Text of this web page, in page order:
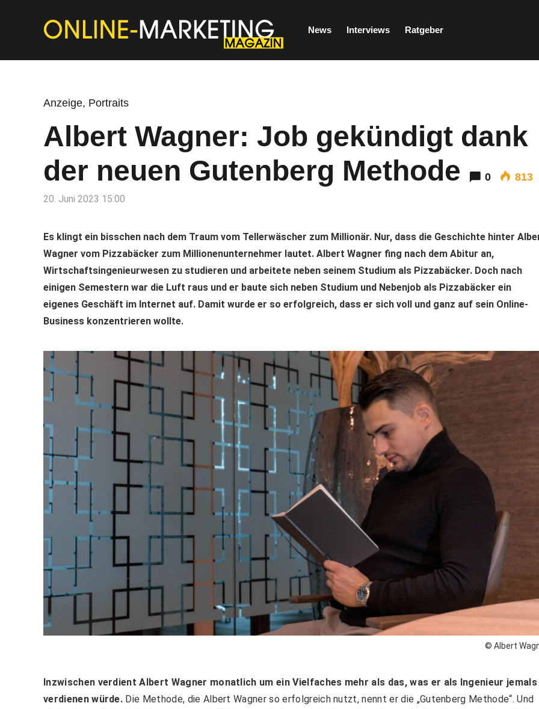
News Interviews Ratgeber
Anzeige, Portraits
Albert Wagner: Job gekündigt dank
der neuen Gutenberg Methode
0 813
20. Juni 2023 15:00
Es klingt ein bisschen nach dem Traum vom Tellerwäscher zum Millionär. Nur, dass die Geschichte hinter
Wagner vom Pizzabäcker zum Millionenunternehmer lautet. Albert Wagner fing nach dem Abitur an,
Wirtschaftsingenieurwesen zu studieren und arbeitete neben seinem Studium als Pizzabäcker. Doch nach
einigen Semestern war die Luft raus und er baute sich neben Studium und Nebenjob als Pizzabäcker ein
eigenes Geschäft im Internet auf. Damit wurde er so erfolgreich, dass er sich voll und ganz auf sein Online-
Business konzentrieren wollte.
© Albert
Inzwischen verdient Albert Wagner monatlich um ein Vielfaches mehr als das, was er als Ingenieur jemals
verdienen würde. Die Methode, die Albert Wagner so erfolgreich nutzt, nennt er die „Gutenberg Methode“. Und